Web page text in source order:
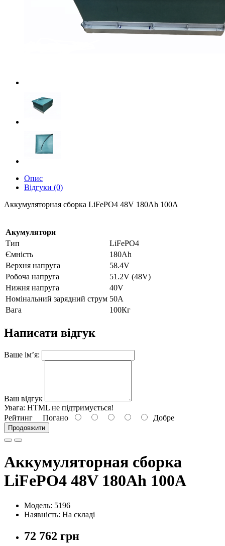
Опис
Відгуки (0)
Аккумуляторная сборка LiFePO4 48V 180Ah 100A
Акумулятори
Тип
LiFePO4
Ємність
180Ah
Верхня напруга
58.4V
Робоча напруга
51.2V (48V)
Нижня напруга
40V
Номінальний зарядний струм 50A
Вага
100Кг
Написати відгук
Ваше ім’я:
Ваш відгук
Увага: HTML не підтримується!
Рейтинг Погано Добре
Продовжити
Аккумуляторная сборка
LiFePO4 48V 180Ah 100A
Модель: 5196
Наявність: На складі
72 762 грн